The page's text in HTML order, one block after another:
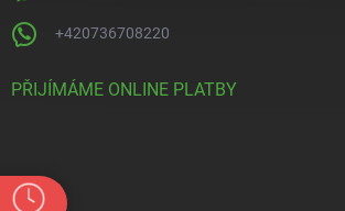
+420736708220
PŘIJÍMÁME ONLINE PLATBY